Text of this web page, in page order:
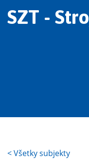
SZT -
<Všetky subjekty